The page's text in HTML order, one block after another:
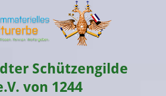
Schützengilde
von 1244